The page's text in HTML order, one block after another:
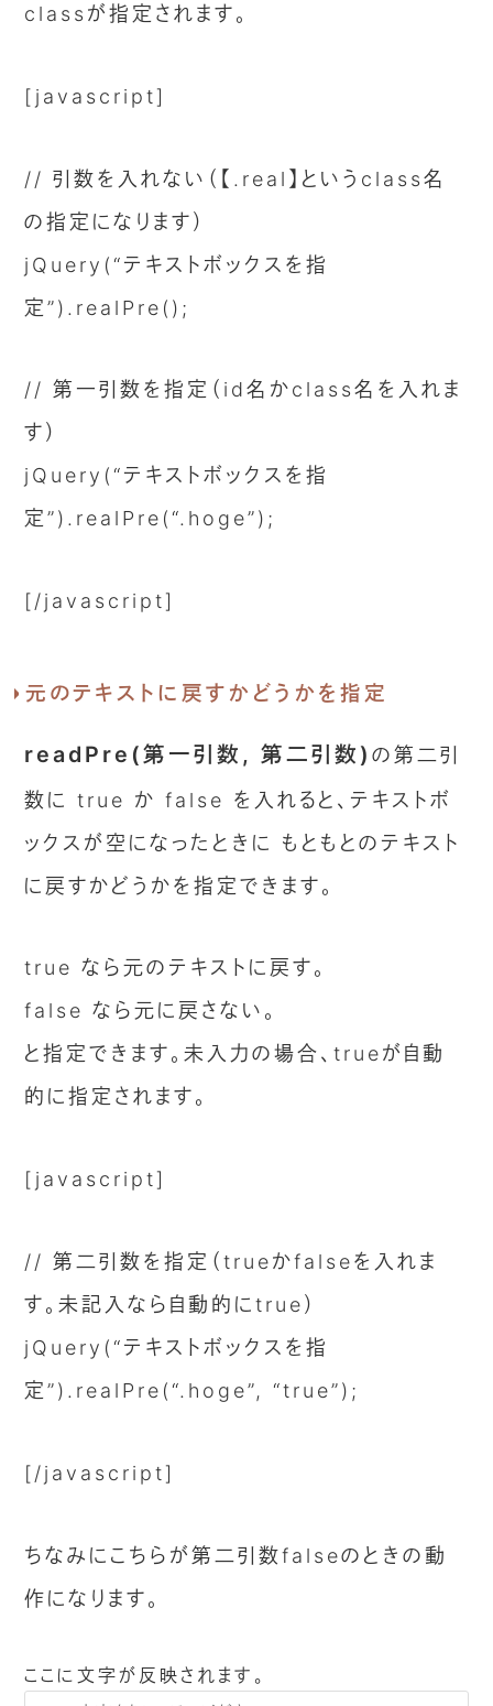
classが指定されます。
[javascript]
// 引数を入れない（【.real】というclass名
の指定になります）
jQuery(“テキストボックスを指
定”).realPre();
// 第一引数を指定（id名かclass名を入れま
す）
jQuery(“テキストボックスを指
定”).realPre(“.hoge”);
[/javascript]
元のテキストに戻すかどうかを指定
readPre(第一引数, 第二引数)の第二引
数に true か false を入れると、テキストボ
ックスが空になったときに もともとのテキスト
に戻すかどうかを指定できます。
true なら元のテキストに戻す。
false なら元に戻さない。
と指定できます。未入力の場合、trueが自動
的に指定されます。
[javascript]
// 第二引数を指定（trueかfalseを入れま
す。未記入なら自動的にtrue）
jQuery(“テキストボックスを指
定”).realPre(“.hoge”, “true”);
[/javascript]
ちなみにこちらが第二引数falseのときの動
作になります。
ここに文字が反映されます。